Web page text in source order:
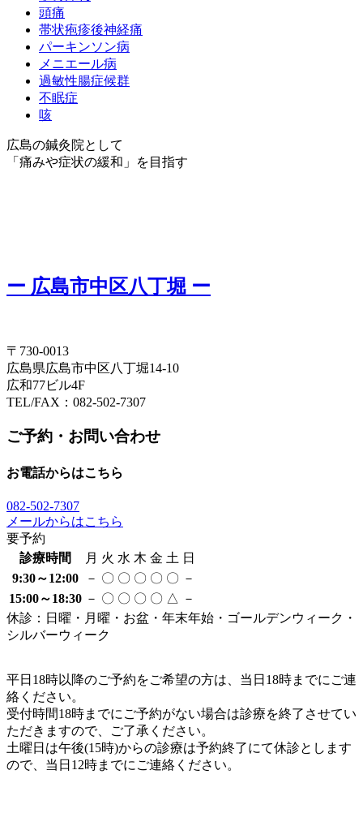
頭痛
帯状疱疹後神経痛
パーキンソン病
メニエール病
過敏性腸症候群
不眠症
咳
広島の鍼灸院として
「痛みや症状の緩和」を目指す
ー 広島市中区八丁堀 ー
〒730-0013
広島県広島市中区八丁堀14-10
広和77ビル4F
TEL/FAX：082-502-7307
ご予約・お問い合わせ
お電話からはこちら
082-502-7307
メールからはこちら
要予約
診療時間
月 火 水 木 金 土 日
9:30～12:00
－ 〇 〇 〇 〇 〇 －
15:00～18:30 － 〇 〇 〇 〇 △ －
休診：日曜・月曜・お盆・年末年始・ゴールデンウィーク・
シルバーウィーク
平日 18時以降のご予約をご希望の方は、当日 18時までにご連
絡ください。
受付時間18時までにご予約がない場合は診療を終了させてい
ただきますので、ご了承ください。
土曜日は午後(15時)からの診療は予約終了にて休診とします
ので、 当日12時までにご連絡ください。